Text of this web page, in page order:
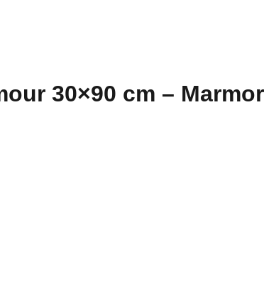
30×90 cm –